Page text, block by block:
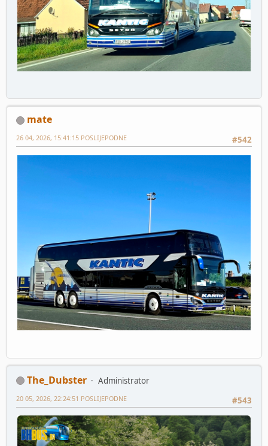
mate
#542
26 04, 2026, 15:41:15 POSLIJEPODNE
The_Dubster
Administrator
#543
20 05, 2026, 22:24:51 POSLIJEPODNE